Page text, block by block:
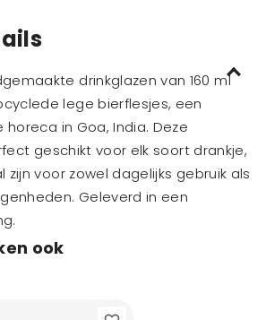
drinkglazen van 160 ml
lege bierflesjes, een
in Goa, India. Deze
geschikt voor elk soort drankje,
voor zowel dagelijks gebruik als
Geleverd in een
ook